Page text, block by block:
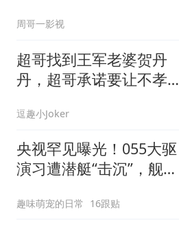
周哥一影视
超哥找到王军老婆贺丹
丹，超哥承诺要让不孝子
逗趣小Joker
央视罕见曝光！055大驱
演习遭潜艇“击沉”，舰长
趣味萌宠的日常 16跟贴